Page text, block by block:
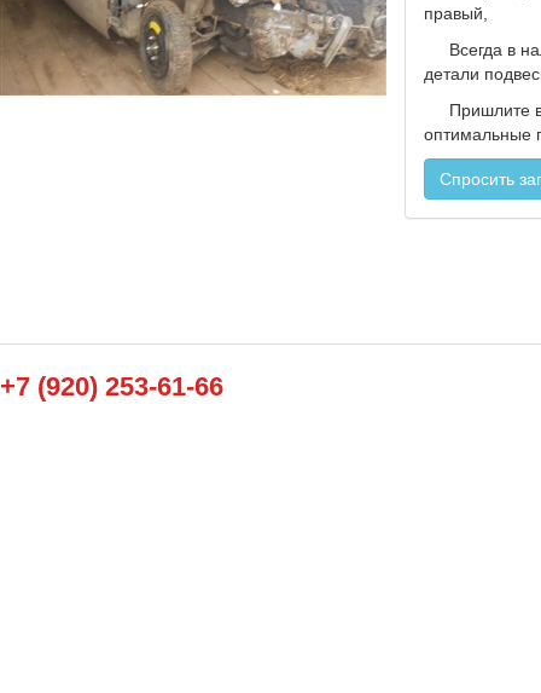
правый,
Всегда в
детали
Пришлите
оптимальные
Спросить
+7 (920) 253-61-66